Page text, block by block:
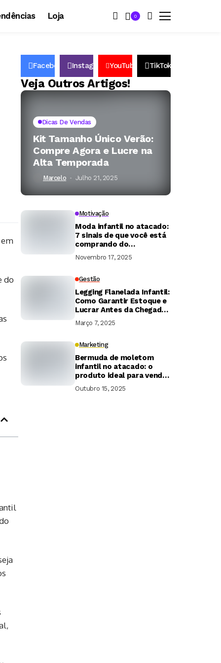
Loja 0
do
Facebook 67k
Instagram174k
YouTube TikTok
Veja Outros Artigos!
Dicas De Vendas
Kit Tamanho Único Verão:
Compre Agora e Lucre na
Alta Temporada
Marcelo Julho 21, 2025
Motivação
Moda infantil no atacado:
7 sinais de que você está
comprando do
distribuidor ideal
Novembro 17, 2025
Gestão
Legging Flanelada Infantil:
Como Garantir Estoque e
Lucrar Antes da Chegada
do Frio!
Março 7, 2025
Marketing
Bermuda de moletom
infantil no atacado: o
produto ideal para vender
o ano todo
Outubro 15, 2025